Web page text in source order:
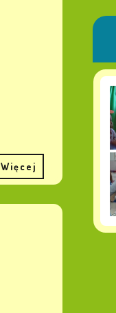
Więcej